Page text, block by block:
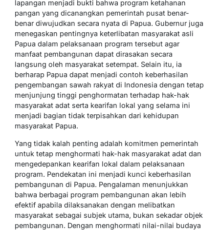
lapangan menjadi bukti bahwa program ketahanan
pangan yang dicanangkan pemerintah pusat benar-
benar diwujudkan secara nyata di Papua. Gubernur juga
menegaskan pentingnya keterlibatan masyarakat asli
Papua dalam pelaksanaan program tersebut agar
manfaat pembangunan dapat dirasakan secara
langsung oleh masyarakat setempat. Selain itu, ia
berharap Papua dapat menjadi contoh keberhasilan
pengembangan sawah rakyat di Indonesia dengan tetap
menjunjung tinggi penghormatan terhadap hak-hak
masyarakat adat serta kearifan lokal yang selama ini
menjadi bagian tidak terpisahkan dari kehidupan
masyarakat Papua.
Yang tidak kalah penting adalah komitmen pemerintah
untuk tetap menghormati hak-hak masyarakat adat dan
mengedepankan kearifan lokal dalam pelaksanaan
program. Pendekatan ini menjadi kunci keberhasilan
pembangunan di Papua. Pengalaman menunjukkan
bahwa berbagai program pembangunan akan lebih
efektif apabila dilaksanakan dengan melibatkan
masyarakat sebagai subjek utama, bukan sekadar objek
pembangunan. Dengan menghormati nilai-nilai budaya